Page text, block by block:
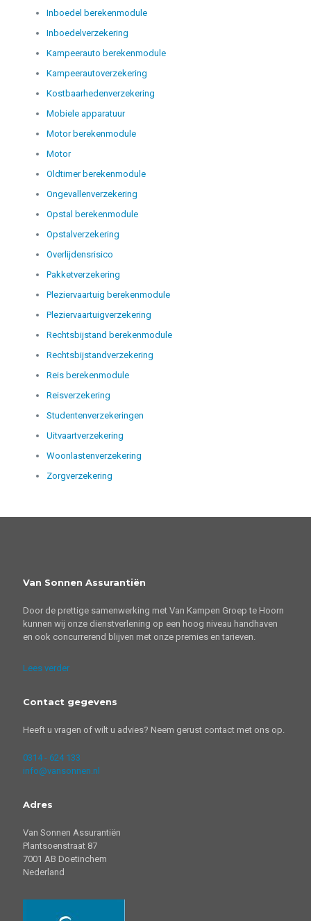
Inboedel berekenmodule
Inboedelverzekering
Kampeerauto berekenmodule
Kampeerautoverzekering
Kostbaarhedenverzekering
Mobiele apparatuur
Motor berekenmodule
Motor
Oldtimer berekenmodule
Ongevallenverzekering
Opstal berekenmodule
Opstalverzekering
Overlijdensrisico
Pakketverzekering
Pleziervaartuig berekenmodule
Pleziervaartuigverzekering
Rechtsbijstand berekenmodule
Rechtsbijstandverzekering
Reis berekenmodule
Reisverzekering
Studentenverzekeringen
Uitvaartverzekering
Woonlastenverzekering
Zorgverzekering
Van Sonnen Assurantiën
Door de prettige samenwerking met Van Kampen Groep te Hoorn
kunnen wij onze dienstverlening op een hoog niveau handhaven
en ook concurrerend blijven met onze premies en tarieven.
Lees verder
Contact gegevens
Heeft u vragen of wilt u advies? Neem gerust contact met ons op.
0314 - 624 133
info@vansonnen.nl
Adres
Van Sonnen Assurantiën
Plantsoenstraat 87
7001 AB Doetinchem
Nederland